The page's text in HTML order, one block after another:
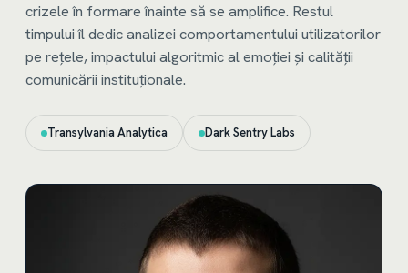
crizele în formare înainte să se amplifice. Restul
timpului îl dedic analizei comportamentului utilizatorilor
pe rețele, impactului algoritmic al emoției și calității
comunicării instituționale.
Transylvania Analytica Dark Sentry Labs